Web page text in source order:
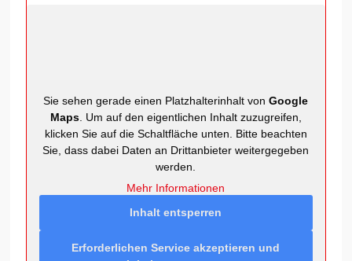
Sie sehen gerade einen Platzhalterinhalt vonGoogle
Maps. Um auf den eigentlichen Inhalt zuzugreifen,
klicken Sie auf die Schaltfläche unten. Bitte beachten
Sie, dass dabei Daten an Drittanbieter weitergegeben
werden.
Mehr Informationen
Inhalt entsperren
Erforderlichen Service akzeptieren und